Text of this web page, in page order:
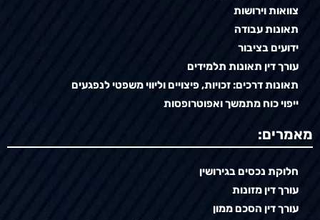
צוואות וירושות
תאונות עבודה
ידועים בציבור
עורך דין תאונות תלמידים
תאונות דרכים: זכויות, פיצויים וליווי משפטי לנפגעים
ייפוי כוח מתמשך ואפוטרופסות
מאמרים:
חלוקת נכסים בגירושין
עורך דין מזונות
עורך דין הסכם ממון